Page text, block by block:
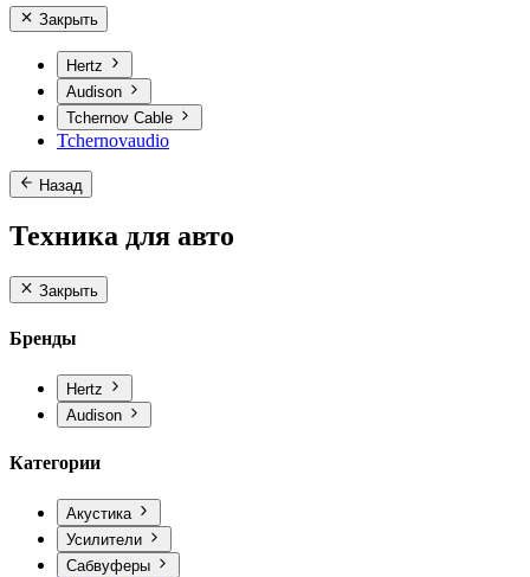
Закрыть
Hertz
Audison
Tchernov Cable
Tchernovaudio
Назад
Техника для авто
Закрыть
Бренды
Hertz
Audison
Категории
Акустика
Усилители
Сабвуферы